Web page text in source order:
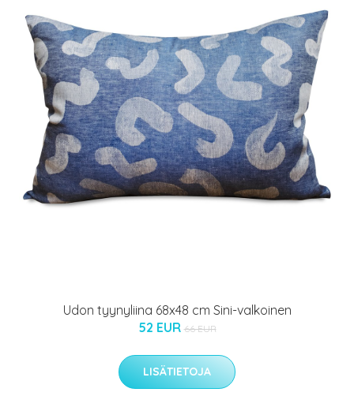
Udon tyynyliina 68x48 cm Sini-valkoinen
52 EUR 66 EUR
LISÄTIETOJA